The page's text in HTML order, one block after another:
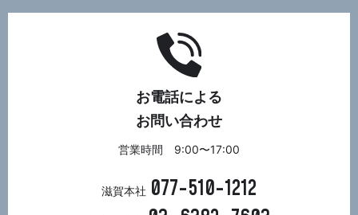
お電話による
お問い合わせ
営業時間 9:00〜17:00
滋賀本社 077-510-1212